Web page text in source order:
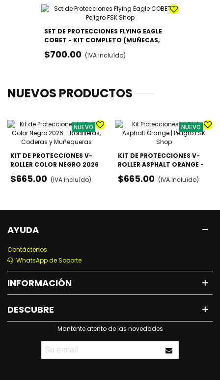
SET DE PROTECCIONES FLYING EAGLE
COBET - KIT COMPLETO (MUÑECAS,
CODOS Y RODILLAS)
$700.00 (IVA incluído)
NUEVOS PRODUCTOS
NUEVO
KIT DE PROTECCIONES V-
ROLLER COLOR NEGRO 2026
- RODILLERAS, CODERAS Y
MUÑEQUERAS
$665.00 (IVA incluído)
NUEVO
KIT DE PROTECCIONES V-
ROLLER ASPHALT ORANGE -
RODILLERAS, CODERAS Y
MUÑEQUERAS
$665.00 (IVA incluído)
AYUDA
Contáctenos
WhatsApp de Soporte
INFORMACIÓN
DESCUBRE
Mantente atento de las novedades